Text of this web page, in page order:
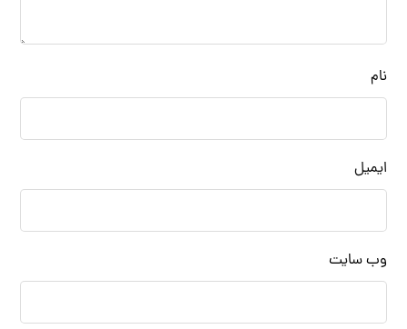
نام
ایمیل
وب‌ سایت